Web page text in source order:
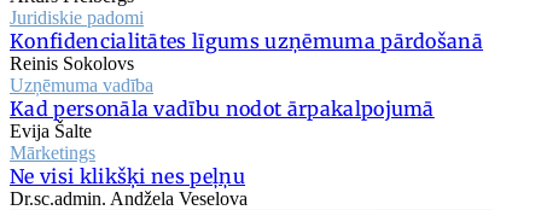
Juridiskie padomi
Konfidencialitātes līgums uzņēmuma pārdošanā
Reinis Sokolovs
Uzņēmuma vadība
Kad personāla vadību nodot ārpakalpojumā
Evija Šalte
Mārketings
Ne visi klikšķi nes peļņu
Dr.sc.admin. Andžela Veselova